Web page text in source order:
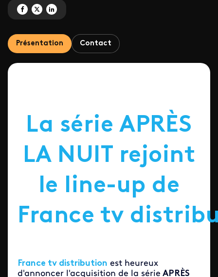
Partagez 'Line-up Fictions' sur Facebook
Partagez 'Line-up Fictions' sur X
Partagez 'Line-up Fictions' sur LinkedIn
Présentation Contact
La série APRÈS
LA NUIT rejoint
le line-up de
France tv
France tv distribution est heureux
d'annoncer l'acquisition de la série APRÈS